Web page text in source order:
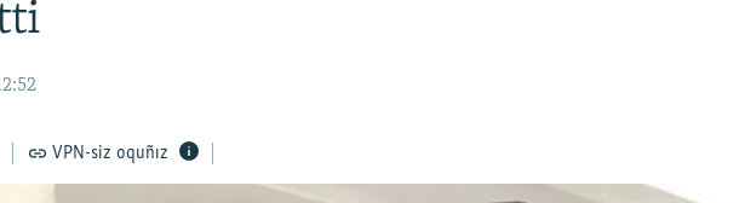
VPN-siz oquñız